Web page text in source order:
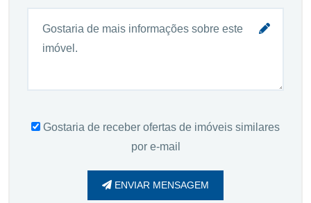
Gostaria de receber ofertas de imóveis similares
por e-mail
ENVIAR MENSAGEM